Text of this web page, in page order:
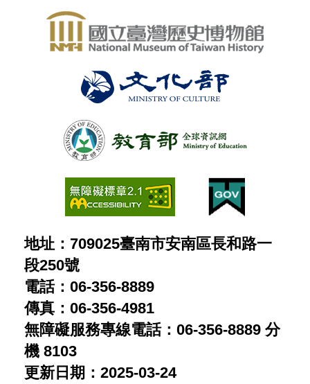
地址：709025臺南市安南區長和路一
段250號
電話：06-356-8889
傳真：06-356-4981
無障礙服務專線電話：06-356-8889 分
機 8103
更新日期：2025-03-24